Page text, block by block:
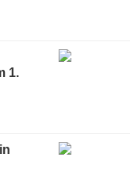
1.